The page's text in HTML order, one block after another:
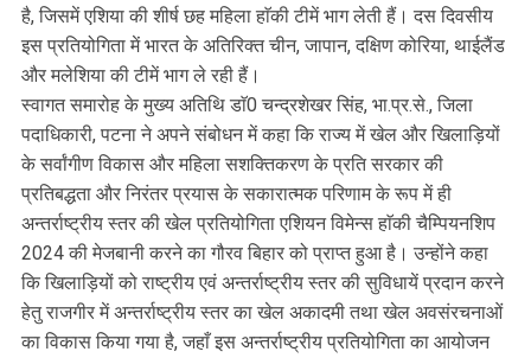
है, जिसमें एशिया की शीर्ष छह महिला हाॅकी टीमें भाग लेती हैं। दस दिवसीय
इस प्रतियोगिता में भारत के अतिरिक्त चीन, जापान, दक्षिण कोरिया, थाईलैंड
और मलेशिया की टीमें भाग ले रही हैं।
स्वागत समारोह के मुख्य अतिथि डाॅ0 चन्द्रशेखर सिंह, भा.प्र.से., जिला
पदाधिकारी, पटना ने अपने संबोधन में कहा कि राज्य में खेल और खिलाड़ियों
के सर्वांगीण विकास और महिला सशक्तिकरण के प्रति सरकार की
प्रतिबद्धता और निरंतर प्रयास के सकारात्मक परिणाम के रूप में ही
अन्तर्राष्ट्रीय स्तर की खेल प्रतियोगिता एशियन विमेन्स हाॅकी चैम्पियनशिप
2024 की मेजबानी करने का गौरव बिहार को प्राप्त हुआ है। उन्होंने कहा
कि खिलाड़ियों को राष्ट्रीय एवं अन्तर्राष्ट्रीय स्तर की सुविधायें प्रदान करने
हेतु राजगीर में अन्तर्राष्ट्रीय स्तर का खेल अकादमी तथा खेल अवसंरचनाओं
का विकास किया गया है, जहाँ इस अन्तर्राष्ट्रीय प्रतियोगिता का आयोजन